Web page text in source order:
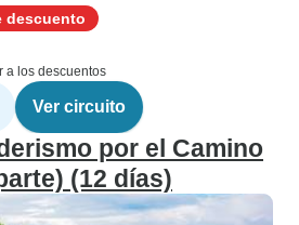
descuento
a los descuentos
Ver circuito
por el Camino
(12 días)